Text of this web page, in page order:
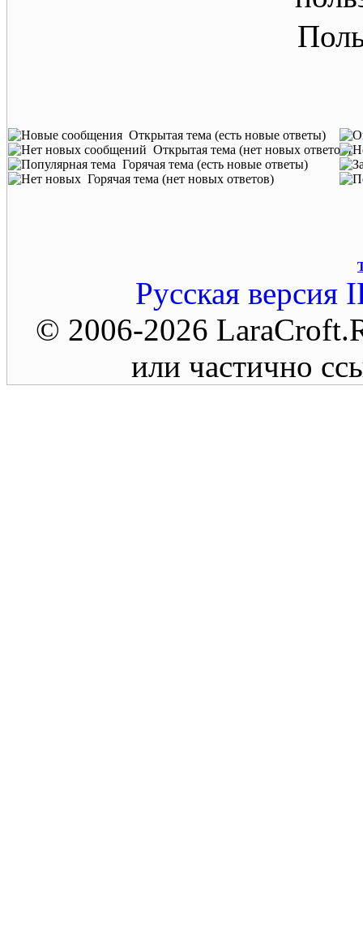
Открытая тема (есть новые ответы)
Открытая тема (нет новых ответов)
Горячая тема (есть новые ответы)
Горячая тема (нет новых ответов)
Русская версия
© 2006-2026
или частично